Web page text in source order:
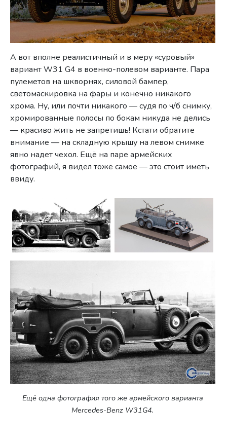
А вот вполне реалистичный и в меру «суровый»
вариант W31 G4 в военно-полевом варианте. Пара
пулеметов на шкворнях, силовой бампер,
светомаскировка на фары и конечно никакого
хрома. Ну, или почти никакого — судя по ч/б снимку,
хромированные полосы по бокам никуда не делись
— красиво жить не запретишь! Кстати обратите
внимание — на складную крышу на левом снимке
явно надет чехол. Ещё на паре армейских
фотографий, я видел тоже самое — это стоит иметь
ввиду.
Ещё одна фотография того же армейского варианта
Mercedes-Benz W31G4.